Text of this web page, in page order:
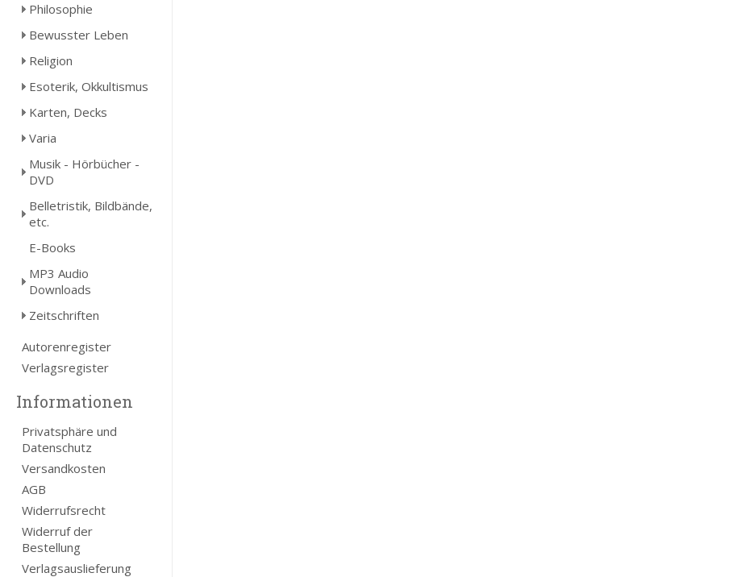
Philosophie
Bewusster Leben
Religion
Esoterik, Okkultismus
Karten, Decks
Varia
Musik - Hörbücher -
DVD
Belletristik, Bildbände,
etc.
E-Books
MP3 Audio
Downloads
Zeitschriften
Autorenregister
Verlagsregister
Informationen
Privatsphäre und
Datenschutz
Versandkosten
AGB
Widerrufsrecht
Widerruf der
Bestellung
Verlagsauslieferung